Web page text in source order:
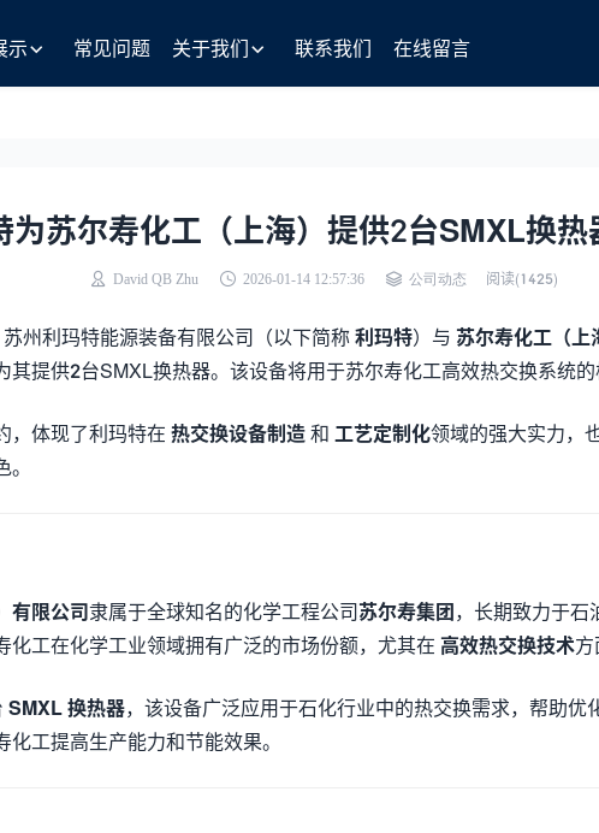
示 常见问题 关于我们 联系我们 在线留言
为苏尔寿化工（上海）提供2台SMXL换热
David QB Zhu 2026-01-14 12:57:36 公司动态 阅读(1425)
州利玛特能源装备有限公司（以下简称 利玛特）与 苏尔寿化工（上
其提供2台SMXL换热器。该设备将用于苏尔寿化工高效热交换系统的
，体现了利玛特在 热交换设备制造和 工艺定制化领域的强大实力，
有限公司隶属于全球知名的化学工程公司苏尔寿集团，长期致力于石
化工在化学工业领域拥有广泛的市场份额，尤其在 高效热交换技术方
SMXL 换热器，该设备广泛应用于石化行业中的热交换需求，帮助优
工提高生产能力和节能效果。